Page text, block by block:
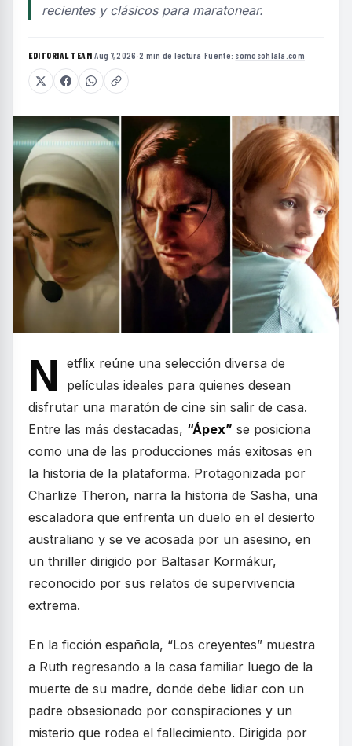
recientes y clásicos para maratonear.
EDITORIAL TEAM·Aug 7, 2026 ·2 min de lectura ·Fuente: somosohlala.com
N
etflix reúne una selección diversa de
películas ideales para quienes desean
disfrutar una maratón de cine sin salir de casa.
Entre las más destacadas, “Ápex” se posiciona
como una de las producciones más exitosas en
la historia de la plataforma. Protagonizada por
Charlize Theron, narra la historia de Sasha, una
escaladora que enfrenta un duelo en el desierto
australiano y se ve acosada por un asesino, en
un thriller dirigido por Baltasar Kormákur,
reconocido por sus relatos de supervivencia
extrema.
En la ficción española, “Los creyentes” muestra
a Ruth regresando a la casa familiar luego de la
muerte de su madre, donde debe lidiar con un
padre obsesionado por conspiraciones y un
misterio que rodea el fallecimiento. Dirigida por